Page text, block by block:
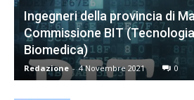
Ingegneri della provincia di
Commissione BIT
Biomedica)
Redazione - 4 Novembre 2021 0